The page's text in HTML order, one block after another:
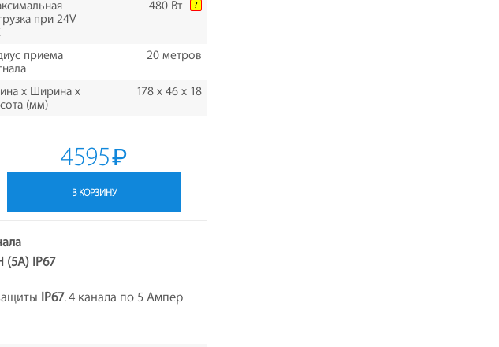
при 24V
480 Вт ?
приема
20 метров
х Ширина х
(мм)
178 х 46 х 18
4595₽
В КОРЗИНУ
(5A) IP67
IP67. 4 канала по 5 Ампер